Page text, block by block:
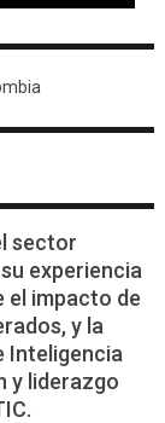
sector
experiencia
el impacto de
y la
Inteligencia
y liderazgo